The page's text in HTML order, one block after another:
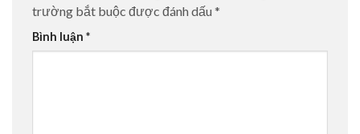
trường bắt buộc được đánh dấu *
Bình luận *